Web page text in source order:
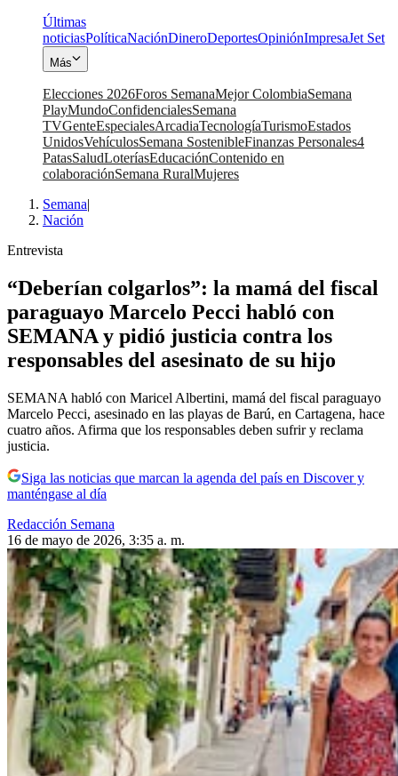
Últimas
noticiasPolíticaNaciónDineroDeportesOpiniónImpresaJet Set
Más
Elecciones 2026Foros SemanaMejor ColombiaSemana
PlayMundoConfidencialesSemana
TVGenteEspecialesArcadiaTecnologíaTurismoEstados
UnidosVehículosSemana SostenibleFinanzas Personales4
PatasSaludLoteríasEducaciónContenido en
colaboraciónSemana RuralMujeres
Semana|
Nación
Entrevista
“Deberían colgarlos”: la mamá del fiscal
paraguayo Marcelo Pecci habló con
SEMANA y pidió justicia contra los
responsables del asesinato de su hijo
SEMANA habló con Maricel Albertini, mamá del fiscal paraguayo
Marcelo Pecci, asesinado en las playas de Barú, en Cartagena, hace
cuatro años. Afirma que los responsables deben sufrir y reclama
justicia.
Siga las noticias que marcan la agenda del país en Discover y
manténgase al día
Redacción Semana
16 de mayo de 2026, 3:35 a. m.